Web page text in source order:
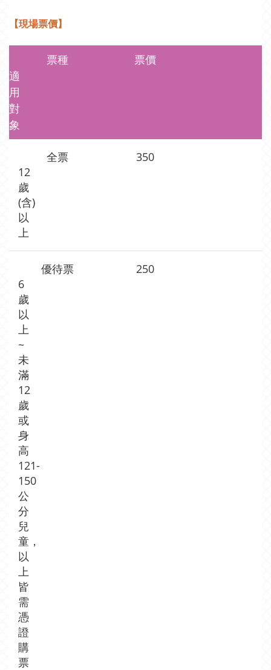
【現場票價】
票種
票價
適
用
對
象
全票
350
12
歲
(含)
以
上
優待票
250
6
歲
以
上
~
未
滿
12
歲
或
身
高
121-
150
公
分
兒
童，
以
上
皆
需
憑
證
購
票